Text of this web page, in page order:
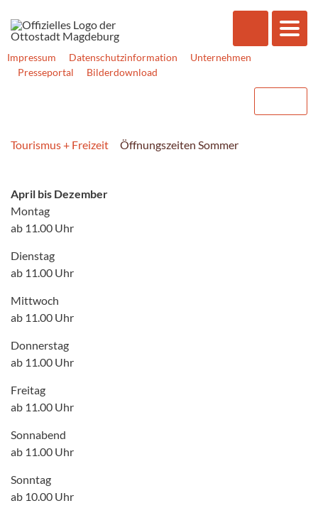
Impressum Datenschutzinformation
Unternehmen
Presseportal
Bilderdownload
Tourismus + Freizeit Öffnungszeiten Sommer
April bis Dezember
Montag
ab 11.00 Uhr
Dienstag
ab 11.00 Uhr
Mittwoch
ab 11.00 Uhr
Donnerstag
ab 11.00 Uhr
Freitag
ab 11.00 Uhr
Sonnabend
ab 11.00 Uhr
Sonntag
ab 10.00 Uhr